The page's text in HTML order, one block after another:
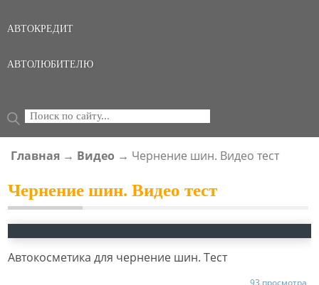
АВТОКРЕДИТ
АВТОЛЮБИТЕЛЮ
ФОРМА ПОИСКА
Поиск
Главная → Видео → Чернение шин. Видео тест
Чернение шин. Видео тест
Автокосметика для чернение шин. Тест
93 просмотра